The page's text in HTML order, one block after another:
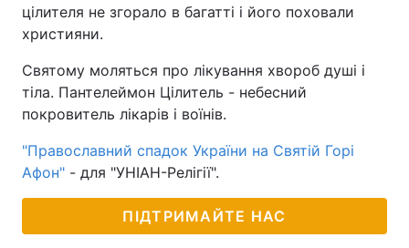
цілителя не згорало в багатті і його поховали
християни.
Святому моляться про лікування хвороб душі і
тіла. Пантелеймон Цілитель - небесний
покровитель лікарів і воїнів.
"Православний спадок України на Святій Горі
Афон" - для "УНІАН-Релігії".
ПІДТРИМАЙТЕ НАС